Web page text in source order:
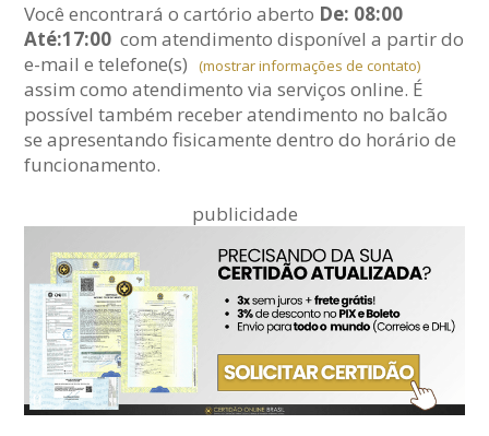
Você encontrará o cartório aberto De: 08:00
Até:17:00 com atendimento disponível a partir do
e-maile telefone(s) (mostrar informações de contato)
assim como atendimento via serviços online. É
possível também receber atendimento no balcão
se apresentando fisicamente dentro do horário de
funcionamento.
publicidade